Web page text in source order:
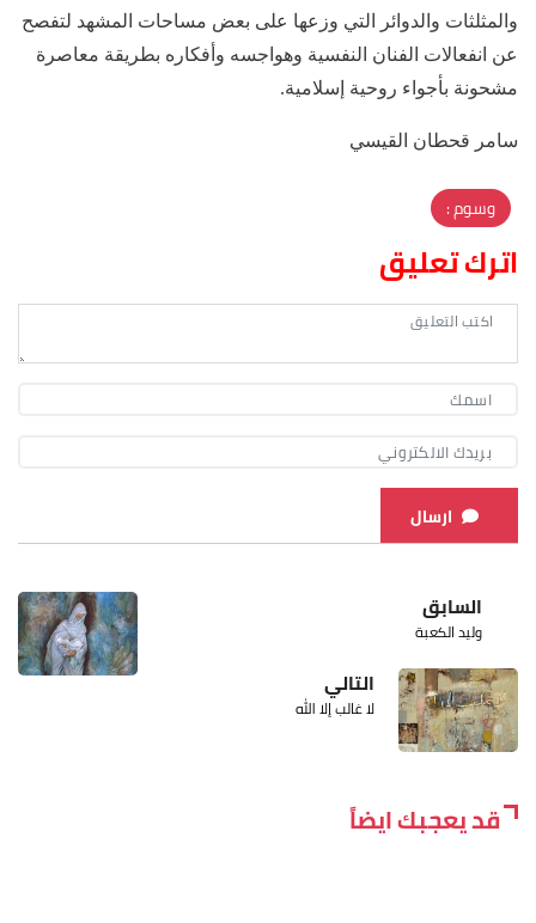
والمثلثات والدوائر التي وزعها على بعض مساحات المشهد لتفصح
عن انفعالات الفنان النفسية وهواجسه وأفكاره بطريقة معاصرة
مشحونة بأجواء روحية إسلامية.
سامر قحطان القيسي
وسوم :
اترك تعليق
ارسال
السابق
وليد الكعبة
التالي
لا غالب إلا الله
قد يعجبك ايضاً